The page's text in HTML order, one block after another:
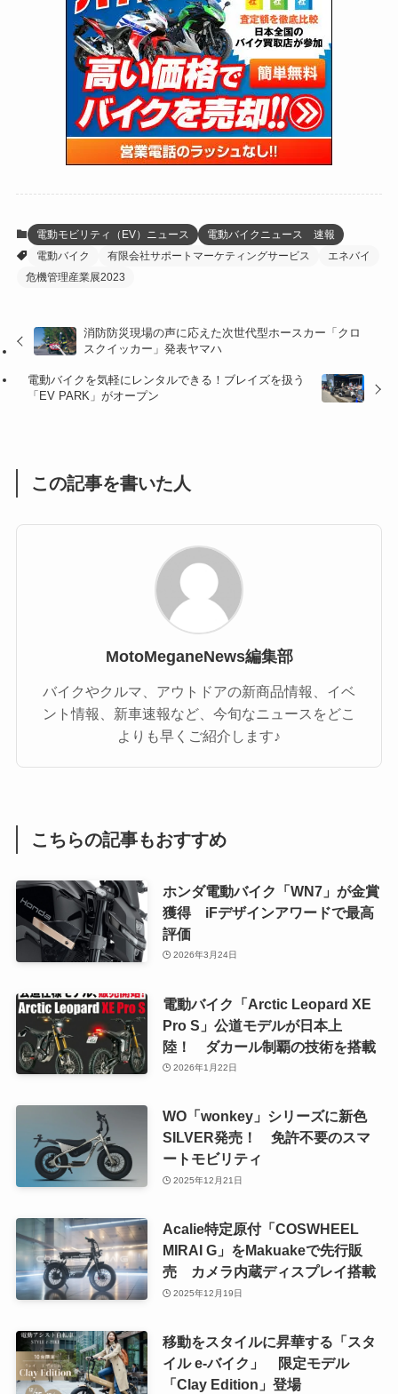
(5)
(12)
(63)
(109)
(24)
(47)
(15)
(5)
(4)
(6)
(17)
(5)
(27)
(38)
(131)
(85)
(21)
(61)
(171)
(98)
(13)
(60)
(274)
(171)
(38)
(47)
(59)
(41)
(47)
(254)
(204)
(33)
(34)
(35)
(41)
(16) (13)
(19)
(12)
(16)
(4)
(16)
(1)
電動モビリティ（EV）ニュース
電動バイクニュース 速報
電動バイク
有限会社サポートマーケティングサービス
エネバイ
危機管理産業展2023
消防防災現場の声に応えた次世代型ホースカー「クロ
スクイッカー」発表ヤマハ
電動バイクを気軽にレンタルできる！ブレイズを扱う
「EV PARK」がオープン
この記事を書いた人
MotoMeganeNews編集部
バイクやクルマ、アウトドアの新商品情報、イベ
ント情報、新車速報など、今旬なニュースをどこ
よりも早くご紹介します♪
こちらの記事もおすすめ
ホンダ電動バイク「WN7」が金賞
獲得 iFデザインアワードで最高
評価
2026年3月24日
電動バイク「Arctic Leopard XE
Pro S」公道モデルが日本上
陸！ ダカール制覇の技術を搭載
2026年1月22日
WO「wonkey」シリーズに新色
SILVER発売！ 免許不要のスマ
ートモビリティ
2025年12月21日
Acalie特定原付「COSWHEEL
MIRAI G」をMakuakeで先行販
売 カメラ内蔵ディスプレイ搭載
2025年12月19日
移動をスタイルに昇華する「スタ
イル e-バイク」 限定モデル
「Clay Edition」登場